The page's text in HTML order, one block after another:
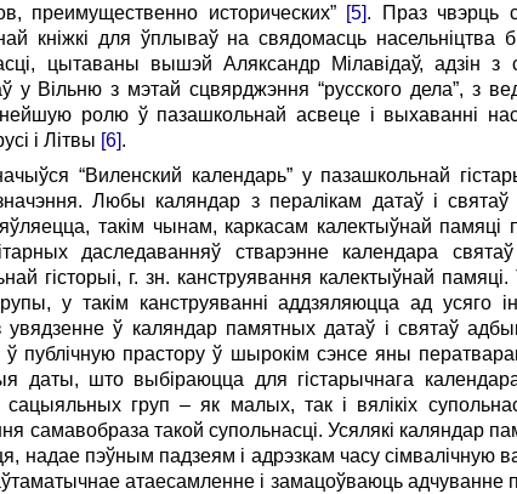
преимущественно исторических” [5]. Праз чвэрць
кніжкі для ўплываў на свядомасць насельніцтва
цытаваны вышэй Аляксандр Мілавідаў, адзін
у Вільню з мэтай сцвярджэння “русского дела”, з
ролю ў пазашкольнай асвеце і выхаванні
і Літвы [6].
“Виленский календарь” у пазашкольнай
Любы каляндар з пералікам датаў і
такім чынам, каркасам калектыўнай памяці
даследаванняў стварэнне календара
гісторыі, г. зн. канструявання калектыўнай
у такім канструяванні аддзяляюцца ад усяго
увядзенне ў каляндар памятных датаў і святаў
ў публічную прастору ў шырокім сэнсе яны
даты, што выбіраюцца для гістарычнага
груп – як малых, так і вялікіх
самавобраза такой супольнасці. Усялякі каляндар
надае пэўным падзеям і адрэзкам часу сімвалічную
атаесамленне і замацоўваюць адчуванне